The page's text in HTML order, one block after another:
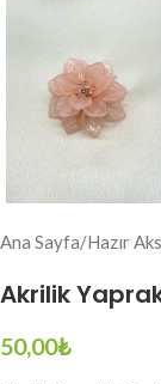
Ana Sayfa/Hazır
Akrilik
50,00₺